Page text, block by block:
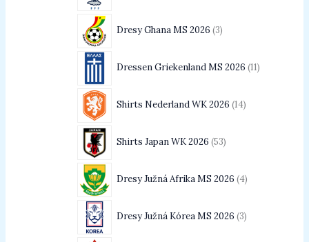
Dresy Ghana MS 2026 3
Dressen Griekenland MS 2026 11
Shirts Nederland WK 2026 14
Shirts Japan WK 2026 53
Dresy Južná Afrika MS 2026 4
Dresy Južná Kórea MS 2026 3